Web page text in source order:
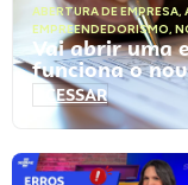
ABERTURA DE EMPRESA,
EMPREENDEDORISMO,
Vai abrir uma
funciona o
ACESSAR